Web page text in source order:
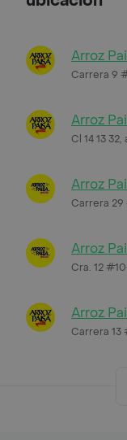
Arroz
Carrera 9
Arroz
Cl 14 13
Arroz
Carrera
Arroz
Cra. 12
Arroz
Carrera 13